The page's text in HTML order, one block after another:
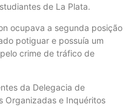
de La Plata.
ocupava a segunda posição
potiguar e possuía um
crime de tráfico de
da Delegacia de
Organizadas e Inquéritos